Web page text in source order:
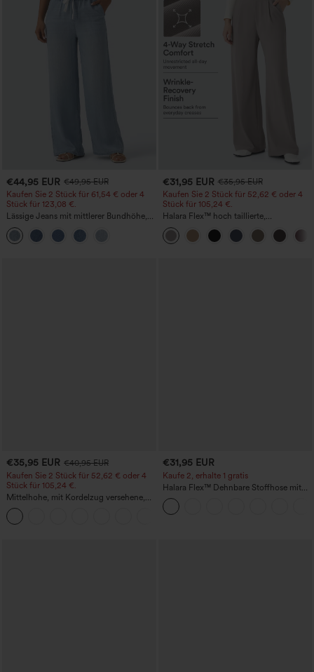
€44,95 EUR €49,95 EUR
Kaufen Sie 2 Stück für 61,54 € oder 4
Stück für 123,08 €.
Lässige Jeans mit mittlerer Bundhöhe,
Kordelzug und Taschen
€31,95 EUR €35,95 EUR
Kaufen Sie 2 Stück für 52,62 € oder 4
Stück für 105,24 €.
Halara Flex™ hoch taillierte,
figurformende Arbeitshose, die die Taille
schmaler wirken lässt, mit Taschen,
weitem Bein und Mikro-Waffelstruktur
€35,95 EUR €40,95 EUR
Kaufen Sie 2 Stück für 52,62 € oder 4
Stück für 105,24 €.
Mittelhohe, mit Kordelzug versehene,
schnelltrocknende Golfhose mit schmal
zulaufendem Schnitt, abgerundetem
Saum und Taschen – UPF 40+
€31,95 EUR
Kaufe 2, erhalte 1 gratis
Halara Flex™ Dehnbare Stoffhose mit
hohem Bund und Seitentasche hinten